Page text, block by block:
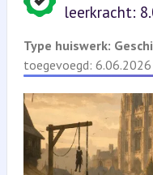
leerkracht:
Type huiswerk:
toegevoegd: